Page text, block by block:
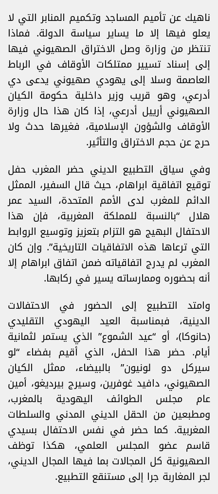
ناهيك عن تأميم المساجد وتكميم المنابر التي لا
يعلو فيها إلا ما يساير سياسة الدولة. فماذا
تنتظر من وزارة وصل الاختراق الصهيوني فيها
إلى إسناد تسيير ممتلكات الأوقاف في الرباط
العاصمة وسلا إلى يهودي صهيوني يدعى دي
أدرعي، وهو قريب وزير داخلية حكومة الكيان
الصهيوني أرييل أدرعي، إذا كان هذا حال وزارة
الأوقاف والشؤون الإسلامية، فغيرها حدث ولا
حرج عن حجم الاختراق والتأثير.
وفي سياق التطبيع الديني حضر المغرب حفل
توقيع اتفاقية ابراهام، حيث قال السفير، الممثل
الدائم للمغرب لدى الأمم المتحدة، السيد عمر
هلال “بالنسبة للمملكة المغربية، فإن هذا
الاحتفال البهيج هو التزام بتعزيز وتوسيع الروابط
التي ترعاها هذه الاتفاقيات التاريخية”. وإن كان
المغرب لم يدرج اتفاقياته ضمن اتفاق ابراهام إلا
أنه بحضوره وممارساته يسير في ركابها.
وامتد التطبيع إلى الحضور في الاحتفالات
الدينية، فبمناسبة العيد اليهودي التقليدي
(حانوكا)، أو “عيد الشموع” الذي يستمر لثمانية
أيام. حضر هذا الحفل، الذي أقيم بفضاء “لو
سيركل دو لونيون” بالبيضاء، ممثل الكيان
الصهيوني، دافيد غوفرين، وسيرج بيرديغو، أمين
عام مجلس الطوائف اليهودية بالمغرب،
ومطبعين من الحقل الديني المدني والسلطات
المغربية. كما حضر في نفس الاحتفال بسيدي
قاسم عضو المجلس العلمي، هكذا توظف
الصهيونية كل المجالات بما فيها المجال الديني،
لجر المغاربة جرا إلى مستنقع التطبيع.